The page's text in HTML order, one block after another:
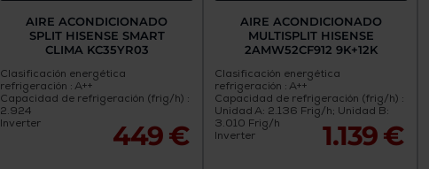
AIRE ACONDICIONADO
SPLIT HISENSE SMART
CLIMA KC35YR03
Clasificación energética
refrigeración : A++
Capacidad de refrigeración (frig/h) :
2.924
Inverter
449 €
AIRE ACONDICIONADO
MULTISPLIT HISENSE
2AMW52CF912 9K+12K
Clasificación energética
refrigeración : A++
Capacidad de refrigeración (frig/h) :
Unidad A: 2.136 Frig/h; Unidad B:
3.010 Frig/h
Inverter
1.139 €